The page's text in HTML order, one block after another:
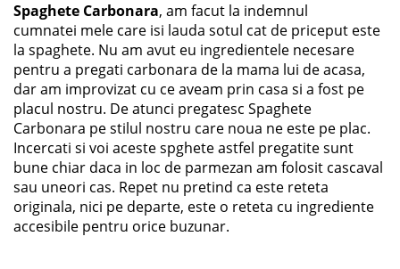
Spaghete Carbonara, am facut la indemnul
cumnatei mele care isi lauda sotul cat de priceput este
la spaghete. Nu am avut eu ingredientele necesare
pentru a pregati carbonara de la mama lui de acasa,
dar am improvizat cu ce aveam prin casa si a fost pe
placul nostru. De atunci pregatesc Spaghete
Carbonara pe stilul nostru care noua ne este pe plac.
Incercati si voi aceste spghete astfel pregatite sunt
bune chiar daca in loc de parmezan am folosit cascaval
sau uneori cas. Repet nu pretind ca este reteta
originala, nici pe departe, este o reteta cu ingrediente
accesibile pentru orice buzunar.